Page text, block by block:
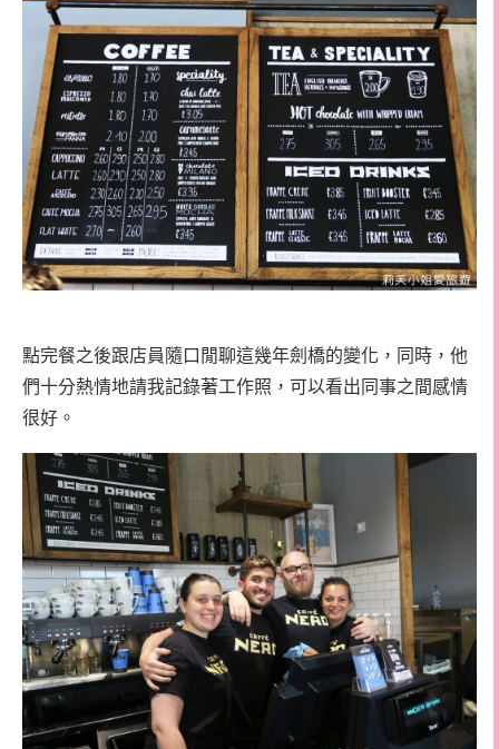
點完餐之後跟店員隨口閒聊這幾年劍橋的變化，同時，他
們十分熱情地請我記錄著工作照，可以看出同事之間感情
很好。